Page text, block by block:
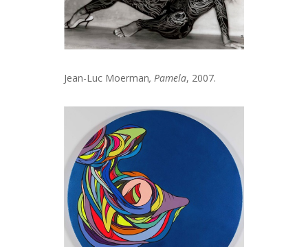
Jean-Luc Moerman, Pamela, 2007.